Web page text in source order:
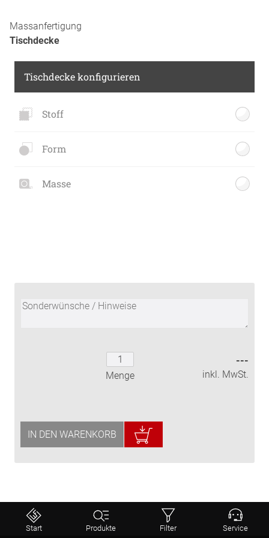
Massanfertigung
Tischdecke
Tischdecke konfigurieren
Stoff
Form
Masse
Menge
---
inkl. MwSt.
IN DEN WARENKORB
Start Produkte Filter Service